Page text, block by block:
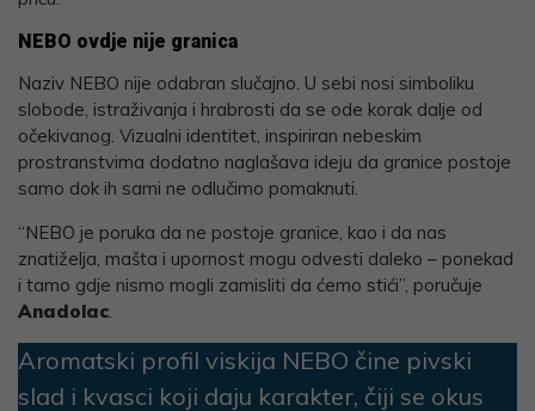
NEBO ovdje nije granica
Naziv NEBO nije odabran slučajno. U sebi nosi simboliku
slobode, istraživanja i hrabrosti da se ode korak dalje od
očekivanog. Vizualni identitet, inspiriran nebeskim
prostranstvima dodatno naglašava ideju da granice postoje
samo dok ih sami ne odlučimo pomaknuti.
“NEBO je poruka da ne postoje granice, kao i da nas
znatiželja, mašta i upornost mogu odvesti daleko – ponekad
i tamo gdje nismo mogli zamisliti da ćemo stići”, poručuje
Anadolac.
Aromatski profil viskija NEBO čine pivski
slad i kvasci koji daju karakter, čiji se okus